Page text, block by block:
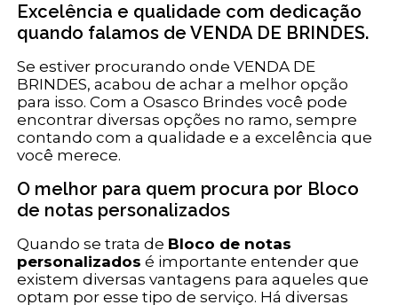
Excelência e qualidade com dedicação
quando falamos de VENDA DE BRINDES.
Se estiver procurando onde VENDA DE
BRINDES, acabou de achar a melhor opção
para isso. Com a Osasco Brindes você pode
encontrar diversas opções no ramo, sempre
contando com a qualidade e a excelência que
você merece.
O melhor para quem procura por Bloco
de notas personalizados
Quando se trata de Bloco de notas
personalizados é importante entender que
existem diversas vantagens para aqueles que
optam por esse tipo de serviço. Há diversas